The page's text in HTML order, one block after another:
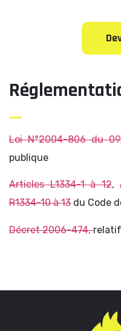
Loi N°2004-806 du
publique
Articles L1334-1 à 12,
R1334-10 à 13 du Code
Décret 2006-474,